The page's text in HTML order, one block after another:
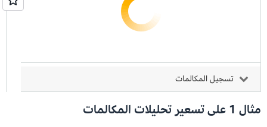
تسجيل المكالمات
مثال 1 على تسعير تحليلات المكالمات